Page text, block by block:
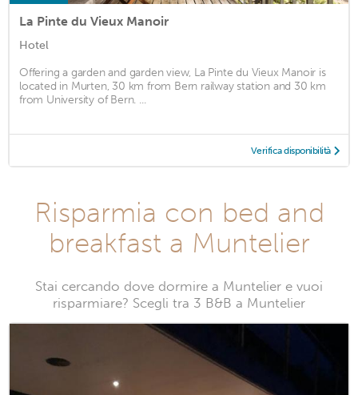
La Pinte du Vieux Manoir
Hotel
Offering a garden and garden view, La Pinte du Vieux Manoir is
located in Murten, 30 km from Bern railway station and 30 km
from University of Bern. ...
Verifica disponibilità
Risparmia con bed and
breakfast a Muntelier
Stai cercando dove dormire a Muntelier e vuoi
risparmiare? Scegli tra 3 B&B a Muntelier